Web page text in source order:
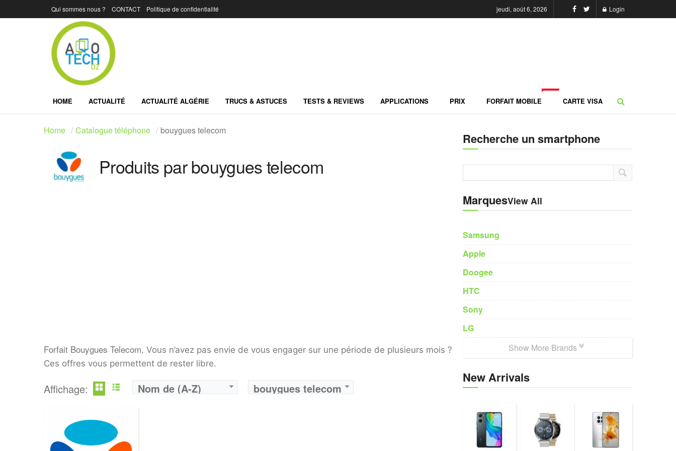
Qui sommes nous ? CONTACT Politique de confidentialité jeudi, août 6, 2026 Login
HOME ACTUALITÉ ACTUALITÉ ALGÉRIE TRUCS & ASTUCES TESTS & REVIEWS APPLICATIONS PRIX FORFAIT MOBILE CARTE VISA
Home Catalogue téléphone bouygues telecom
Produits par bouygues telecom
Forfait Bouygues Telecom, Vous n’avez pas envie de vous engager sur une période de plusieurs mois ?
Ces offres vous permettent de rester libre.
Affichage: Nom de (A-Z) bouygues telecom
Recherche un smartphone
MarquesView All
Samsung
Apple
Doogee
HTC
Sony
LG
Show More Brands
New Arrivals